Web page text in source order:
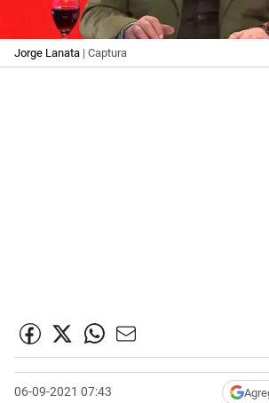
Jorge Lanata | Captura
06-09-2021 07:43